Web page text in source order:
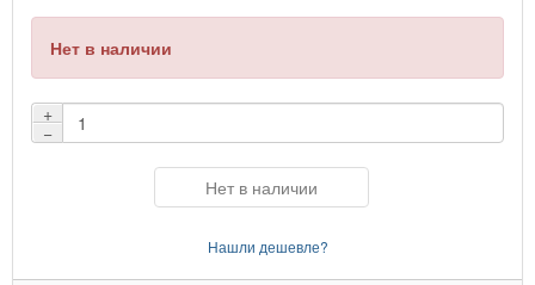
Нет в наличии
+
−
Нет в наличии
Нашли дешевле?